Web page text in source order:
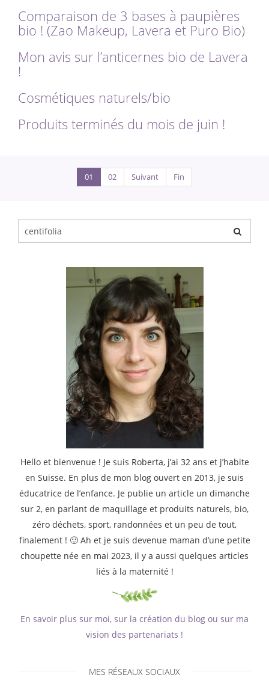
Comparaison de 3 bases à paupières
bio ! (Zao Makeup, Lavera et Puro Bio)
Mon avis sur l’anticernes bio de Lavera
!
Cosmétiques naturels/bio
Produits terminés du mois de juin !
01 02 Suivant Fin
pour
Hello et bienvenue ! Je suis Roberta, j’ai 32 ans et j’habite
en Suisse. En plus de mon blog ouvert en 2013, je suis
éducatrice de l’enfance. Je publie un article un dimanche
sur 2, en parlant de maquillage et produits naturels, bio,
zéro déchets, sport, randonnées et un peu de tout,
finalement ! 🙂 Ah et je suis devenue maman d’une petite
choupette née en mai 2023, il y a aussi quelques articles
liés à la maternité !
En savoir plus sur moi, sur la création du blog ou sur ma
vision des partenariats !
MES RÉSEAUX SOCIAUX